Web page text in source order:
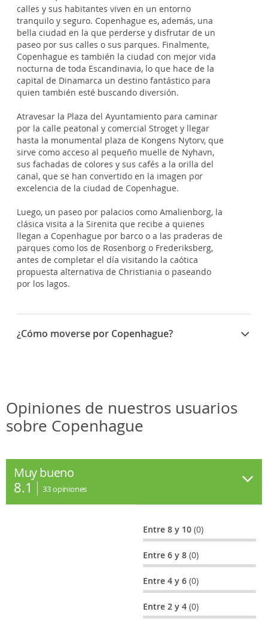
calles y sus habitantes viven en un entorno
tranquilo y seguro. Copenhague es, además, una
bella ciudad en la que perderse y disfrutar de un
paseo por sus calles o sus parques. Finalmente,
Copenhague es también la ciudad con mejor vida
nocturna de toda Escandinavia, lo que hace de la
capital de Dinamarca un destino fantástico para
quien también esté buscando diversión.
Atravesar la Plaza del Ayuntamiento para caminar
por la calle peatonal y comercial Stroget y llegar
hasta la monumental plaza de Kongens Nytorv, que
sirve como acceso al pequeño muelle de Nyhavn,
sus fachadas de colores y sus cafés a la orilla del
canal, que se han convertido en la imagen por
excelencia de la ciudad de Copenhague.
Luego, un paseo por palacios como Amalienborg, la
clásica visita a la Sirenita que recibe a quienes
llegan a Copenhague por barco o a las praderas de
parques como los de Rosenborg o Frederiksberg,
antes de completar el día visitando la caótica
propuesta alternativa de Christiania o paseando
por los lagos.
¿Cómo moverse por Copenhague?
Opiniones de nuestros usuarios
sobre Copenhague
Muy bueno
8.1 33opiniones
Entre 8 y 10(0)
Entre 6 y 8(0)
Entre 4 y 6(0)
Entre 2 y 4(0)